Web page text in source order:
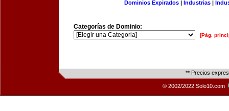
Dominios Expirados | Industrias |
Categorías de Dominio:
[Pág.
** Precios
© 2002/2022 Solo10.com